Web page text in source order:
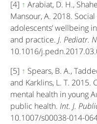
[4] ↑ Arabiat, D. H.,
Mansour, A. 2018.
adolescents’ wellbeing
and practice.J. Pediatr.
10.1016/
[5] ↑ Spears, B. A.,
and Karklins, L. T. 2015.
mental health in young
public health.Int. J.
10.1007/s00038-014-